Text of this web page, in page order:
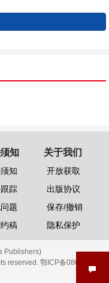
知
知
踪
题
稿
关于我们
开放获取
出版协议
保存/撤销
隐私保护
Publishers)
reserved. 鄂ICP备08006613